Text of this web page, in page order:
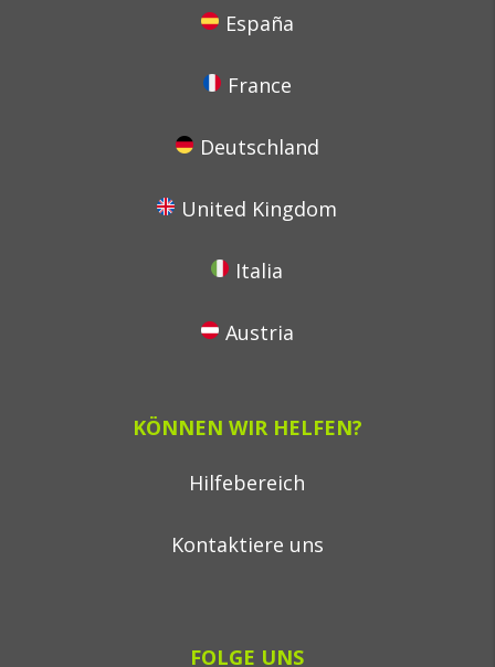
España
France
Deutschland
United Kingdom
Italia
Austria
KÖNNEN WIR HELFEN?
Hilfebereich
Kontaktiere uns
FOLGE UNS